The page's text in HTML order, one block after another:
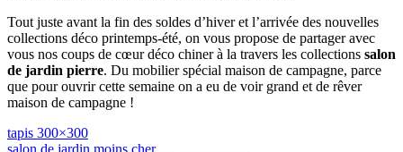
Tout juste avant la fin des soldes d’hiver et l’arrivée des nouvelles
collections déco printemps-été, on vous propose de partager avec
vous nos coups de cœur déco chiner à la travers les collections salon
de jardin pierre. Du mobilier spécial maison de campagne, parce
que pour ouvrir cette semaine on a eu de voir grand et de rêver
maison de campagne !
Navigation
Previous
article:
tapis 300×300
Next
salon de jardin moins cher